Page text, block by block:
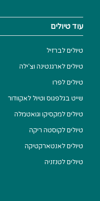
עוד טיולים
טיולים לברזיל
טיולים לארגנטינה וצ'ילה
טיולים לפרו
שייט בגלפגוס וטיול לאקוודור
טיולים למקסיקו וגואטמלה
טיולים לקוסטה ריקה
טיולים לאנטארקטיקה
טיולים לטנזניה